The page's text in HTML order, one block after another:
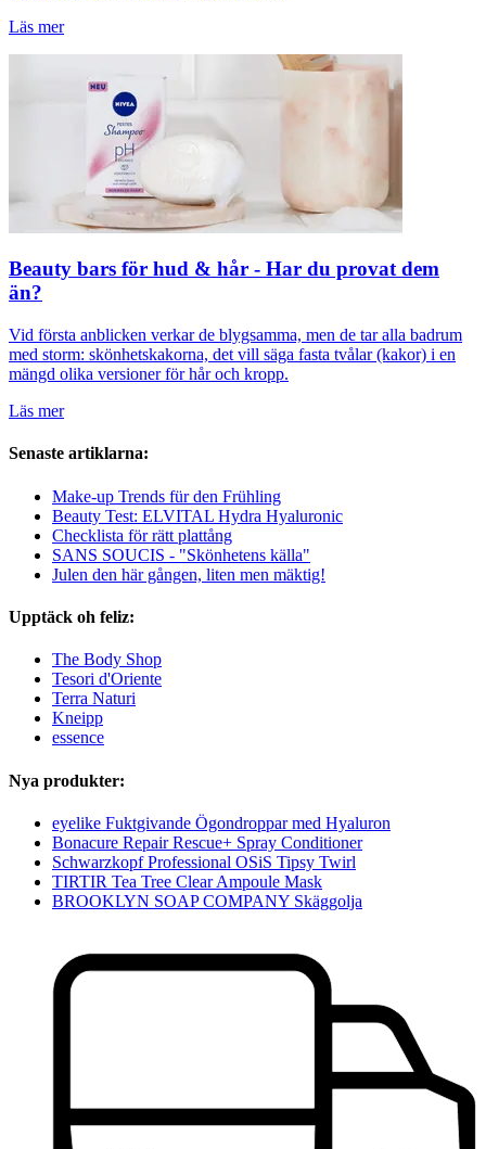
Läs mer
Beauty bars för hud & hår - Har du provat dem
än?
Vid första anblicken verkar de blygsamma, men de tar alla badrum
med storm: skönhetskakorna, det vill säga fasta tvålar (kakor) i en
mängd olika versioner för hår och kropp.
Läs mer
Senaste artiklarna:
Make-up Trends für den Frühling
Beauty Test: ELVITAL Hydra Hyaluronic
Checklista för rätt plattång
SANS SOUCIS - "Skönhetens källa"
Julen den här gången, liten men mäktig!
Upptäck oh feliz:
The Body Shop
Tesori d'Oriente
Terra Naturi
Kneipp
essence
Nya produkter:
eyelike Fuktgivande Ögondroppar med Hyaluron
Bonacure Repair Rescue+ Spray Conditioner
Schwarzkopf Professional OSiS Tipsy Twirl
TIRTIR Tea Tree Clear Ampoule Mask
BROOKLYN SOAP COMPANY Skäggolja